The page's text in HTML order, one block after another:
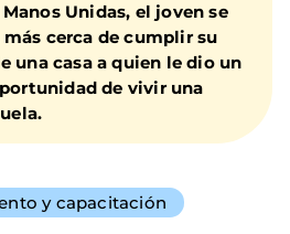
Unidas, el joven se
cerca de cumplir su
una casa a quien le dio un
de vivir una
y capacitación